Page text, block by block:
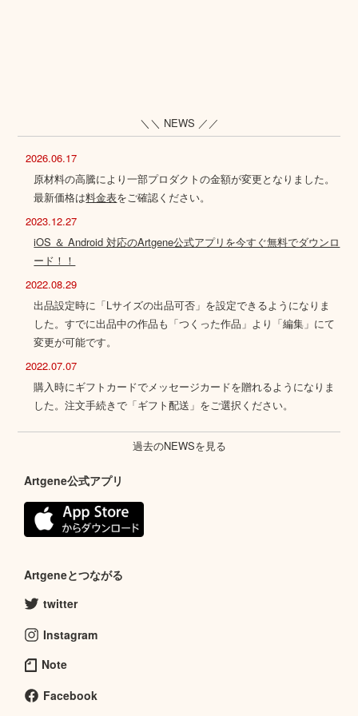
＼＼ NEWS ／／
2026.06.17
原材料の高騰により一部プロダクトの金額が変更となりました。
最新価格は料金表をご確認ください。
2023.12.27
iOS ＆ Android 対応のArtgene公式アプリを今すぐ無料でダウンロ
ード！！
2022.08.29
出品設定時に「Lサイズの出品可否」を設定できるようになりま
した。すでに出品中の作品も「つくった作品」より「編集」にて
変更が可能です。
2022.07.07
購入時にギフトカードでメッセージカードを贈れるようになりま
した。注文手続きで「ギフト配送」をご選択ください。
過去のNEWSを見る
Artgene公式アプリ
Artgeneとつながる
twitter
Instagram
Note
Facebook